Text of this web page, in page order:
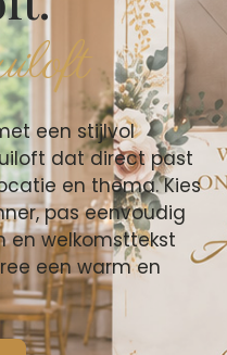
een stijlvol
dat direct past
en thema. Kies
pas eenvoudig
en welkomsttekst
een warm en